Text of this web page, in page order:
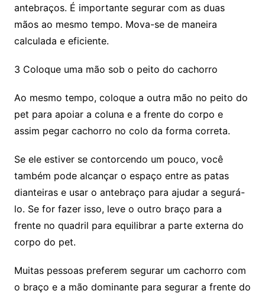
antebraços. É importante segurar com as duas
mãos ao mesmo tempo. Mova-se de maneira
calculada e eficiente.
3 Coloque uma mão sob o peito do cachorro
Ao mesmo tempo, coloque a outra mão no peito do
pet para apoiar a coluna e a frente do corpo e
assim pegar cachorro no colo da forma correta.
Se ele estiver se contorcendo um pouco, você
também pode alcançar o espaço entre as patas
dianteiras e usar o antebraço para ajudar a segurá-
lo. Se for fazer isso, leve o outro braço para a
frente no quadril para equilibrar a parte externa do
corpo do pet.
Muitas pessoas preferem segurar um cachorro com
o braço e a mão dominante para segurar a frente do